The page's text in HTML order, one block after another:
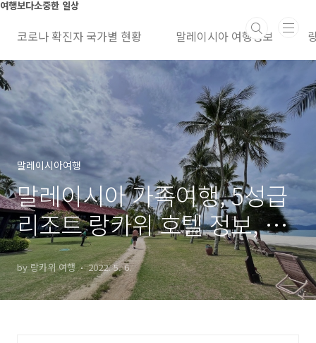
본문 바로가기
여행보다소중한 일상
코로나 확진자 국가별 현황 말레이시아 여행정보
말레이시아여행
말레이시아 가족여행, 5성급
리조트 랑카위 호텔 정보, 특
징, 최근 가격
by 랑카위 여행 2022. 5. 6.